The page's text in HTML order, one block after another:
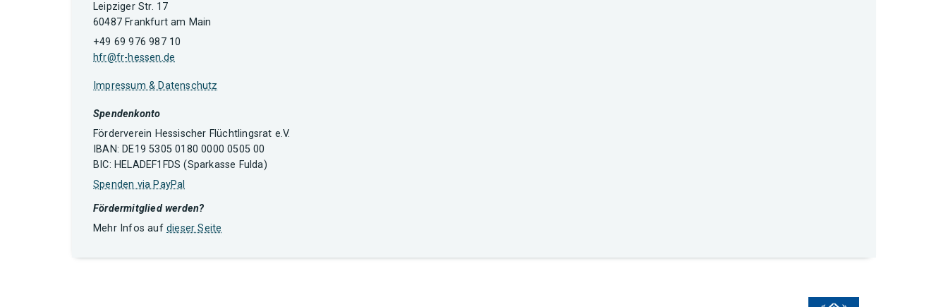
Leipziger Str. 17
60487 Frankfurt am Main
+49 69 976 987 10
hfr@fr-hessen.de
Impressum & Datenschutz
Spendenkonto
Förderverein Hessischer Flüchtlingsrat e.V.
IBAN: DE19 5305 0180 0000 0505 00
BIC: HELADEF1FDS (Sparkasse Fulda)
Spenden via PayPal
Fördermitglied werden?
Mehr Infos auf dieser Seite